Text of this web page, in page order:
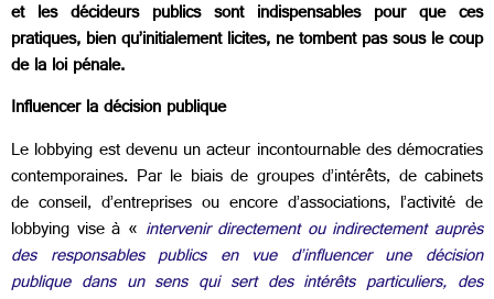
et les décideurs publics sont indispensables pour que ces
pratiques, bien qu’initialement licites, ne tombent pas sous le coup
de la loi pénale.
Influencer la décision publique
Le lobbying est devenu un acteur incontournable des démocraties
contemporaines. Par le biais de groupes d’intérêts, de cabinets
de conseil, d’entreprises ou encore d’associations, l’activité de
lobbying vise à « intervenir directement ou indirectement auprès
des responsables publics en vue d’influencer une décision
publique dans un sens qui sert des intérêts particuliers, des